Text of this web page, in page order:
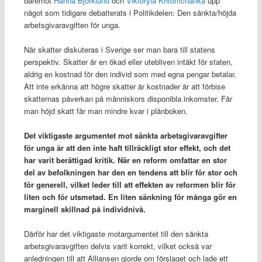
något som tidigare debatterats i Politikdelen: Den sänkta/höjda
arbetsgivaravgiften för unga.
När skatter diskuteras i Sverige ser man bara till statens
perspektiv. Skatter är en ökad eller utebliven intäkt för staten,
aldrig en kostnad för den individ som med egna pengar betalar.
Att inte erkänna att högre skatter är kostnader är att förbise
skatternas påverkan på människors disponibla inkomster. Får
man höjd skatt får man mindre kvar i plånboken.
Det viktigaste argumentet mot sänkta arbetsgivaravgifter
för unga är att den inte haft tillräckligt stor effekt, och det
har varit berättigad kritik. När en reform omfattar en stor
del av befolkningen har den en tendens att blir för stor och
för generell, vilket leder till att effekten av reformen blir för
liten och för utsmetad. En liten sänkning för många gör en
marginell skillnad på individnivå.
Därför har det viktigaste motargumentet till den sänkta
arbetsgivaravgiften delvis varit korrekt, vilket också var
anledningen till att Alliansen gjorde om förslaget och lade ett